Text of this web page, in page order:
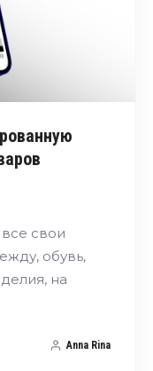
свои
обувь,
на
Anna Rina